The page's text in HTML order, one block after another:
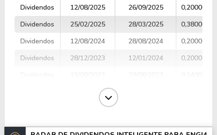
Dividendos
12/08/2025 26/09/2025
0,20000000
Dividendos
25/02/2025 28/03/2025
0,38000000
Dividendos
12/08/2024 28/08/2024
0,20000000
Dividendos
28/12/2023 12/01/2024
0,20000000
21/03/2023
23/08/2022
Dividendos
30/12/2021 02/03/2022
0,44000000